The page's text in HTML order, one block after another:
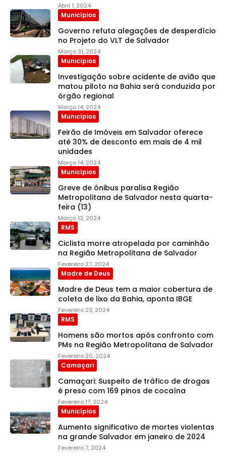
Abril 1, 2024
Municípios
Governo refuta alegações de desperdício
no Projeto do VLT de Salvador
Março 31, 2024
Municípios
Investigação sobre acidente de avião que
matou piloto na Bahia será conduzida por
órgão regional
Março 14, 2024
Municípios
Feirão de Imóveis em Salvador oferece
até 30% de desconto em mais de 4 mil
unidades
Março 14, 2024
Municípios
Greve de ônibus paralisa Região
Metropolitana de Salvador nesta quarta-
feira (13)
Março 13, 2024
RMS
Ciclista morre atropelada por caminhão
na Região Metropolitana de Salvador
Fevereiro 27, 2024
Madre de Deus
Madre de Deus tem a maior cobertura de
coleta de lixo da Bahia, aponta IBGE
Fevereiro 23, 2024
RMS
Homens são mortos após confronto com
PMs na Região Metropolitana de Salvador
Fevereiro 20, 2024
Camaçari
Camaçari: Suspeito de tráfico de drogas
é preso com 169 pinos de cocaína
Fevereiro 17, 2024
Municípios
Aumento significativo de mortes violentas
na grande Salvador em janeiro de 2024
Fevereiro 7, 2024